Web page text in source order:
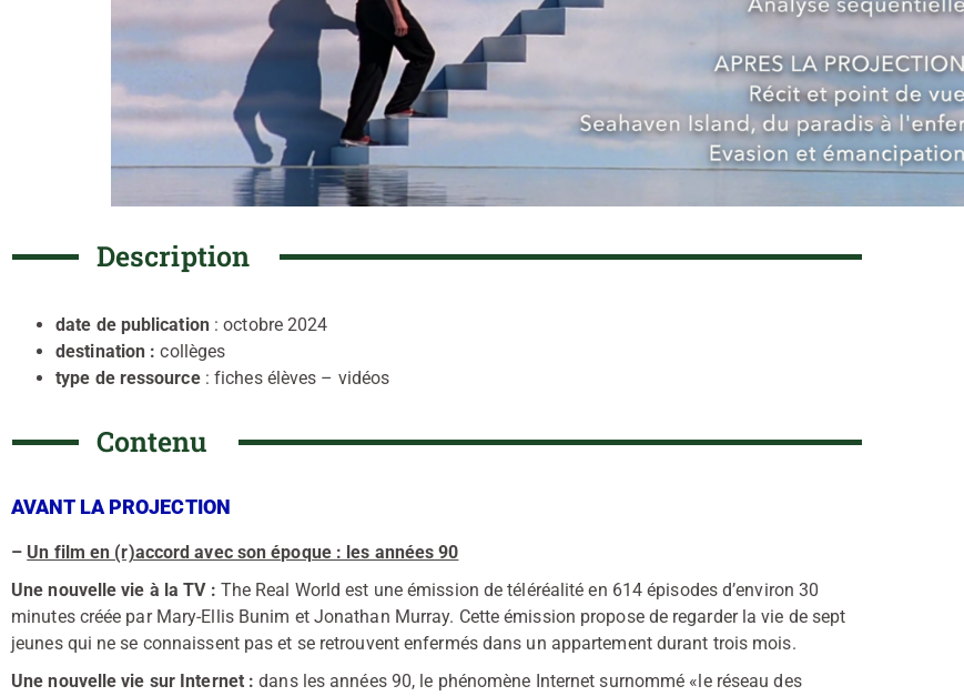
Description
date de publication: octobre 2024
destination :collèges
type de ressource: fiches élèves – vidéos
Contenu
AVANT LA PROJECTION
– Un film en (r)accord avec son époque : les années 90
Une nouvelle vie à la TV : The Real World est une émission de téléréalité en 614 épisodes d’environ 30
minutes créée par Mary-Ellis Bunim et Jonathan Murray. Cette émission propose de regarder la vie de sept
jeunes qui ne se connaissent pas et se retrouvent enfermés dans un appartement durant trois mois.
Une nouvelle vie sur Internet : dans les années 90, le phénomène Internet surnommé «le réseau des